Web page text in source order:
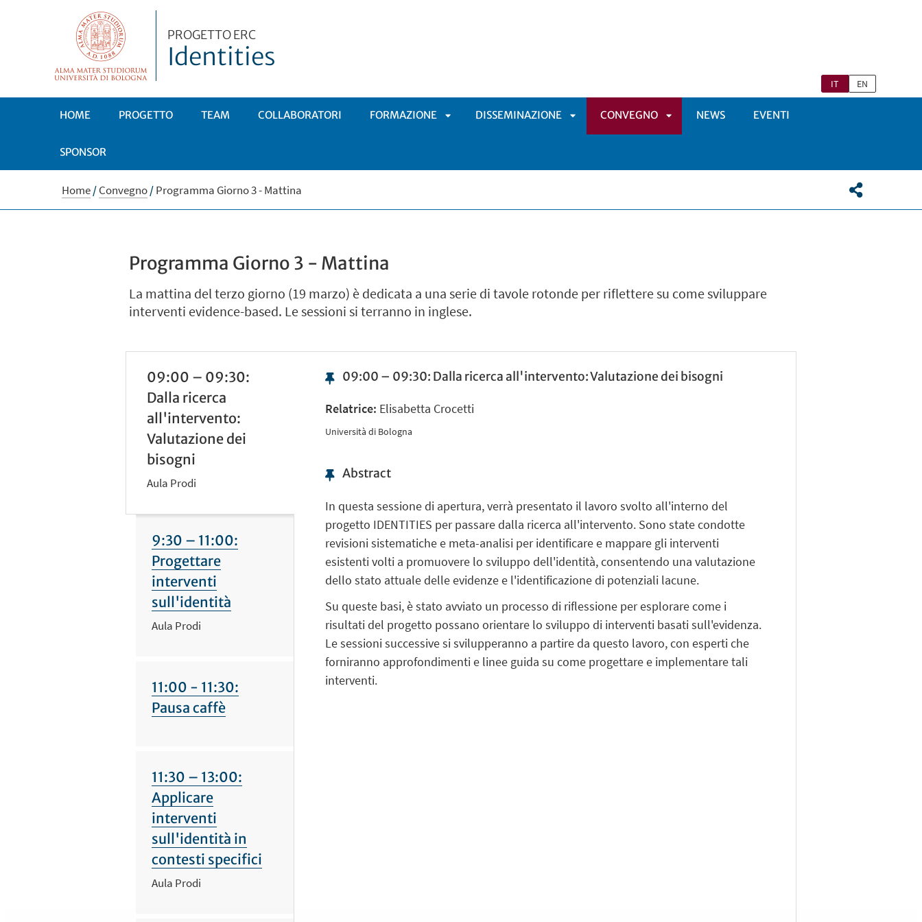
PROGETTO ERC
Identities
IT EN
HOME PROGETTO TEAM COLLABORATORI FORMAZIONE DISSEMINAZIONE CONVEGNO NEWS EVENTI
SPONSOR
Home/Convegno/Programma Giorno 3 - Mattina
Programma Giorno 3 - Mattina
La mattina del terzo giorno (19 marzo) è dedicata a una serie di tavole rotonde per riflettere su come sviluppare
interventi evidence-based. Le sessioni si terranno in inglese.
09:00 – 09:30:
Dalla ricerca
all'intervento:
Valutazione dei
bisogni
Aula Prodi
09:00 – 09:30: Dalla ricerca all'intervento: Valutazione dei bisogni
Relatrice: Elisabetta Crocetti
Università di Bologna
Abstract
In questa sessione di apertura, verrà presentato il lavoro svolto all'interno del
progetto IDENTITIES per passare dalla ricerca all'intervento. Sono state condotte
revisioni sistematiche e meta-analisi per identificare e mappare gli interventi
esistenti volti a promuovere lo sviluppo dell'identità, consentendo una valutazione
dello stato attuale delle evidenze e l'identificazione di potenziali lacune.
Su queste basi, è stato avviato un processo di riflessione per esplorare come i
risultati del progetto possano orientare lo sviluppo di interventi basati sull'evidenza.
Le sessioni successive si svilupperanno a partire da questo lavoro, con esperti che
forniranno approfondimenti e linee guida su come progettare e implementare tali
interventi.
9:30 – 11:00:
Progettare
interventi
sull'identità
Aula Prodi
11:00 - 11:30:
Pausa caffè
11:30 – 13:00:
Applicare
interventi
sull'identità in
contesti specifici
Aula Prodi